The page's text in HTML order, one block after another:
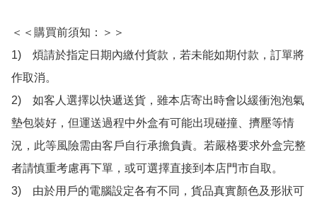
＜＜購買前須知：＞＞
1)　煩請於指定日期內繳付貨款，若未能如期付款，訂單將
作取消。
2)　如客人選擇以快遞送貨，雖本店寄出時會以緩衝泡泡氣
墊包裝好，但運送過程中外盒有可能出現碰撞、擠壓等情
況，此等風險需由客戶自行承擔負責。若嚴格要求外盒完整
者請慎重考慮再下單，或可選擇直接到本店門市自取。
3)　由於用戶的電腦設定各有不同，貨品真實顏色及形狀可